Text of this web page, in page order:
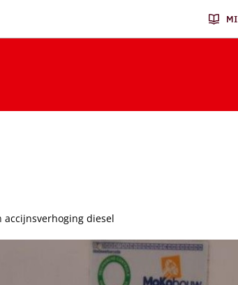
accijnsverhoging diesel